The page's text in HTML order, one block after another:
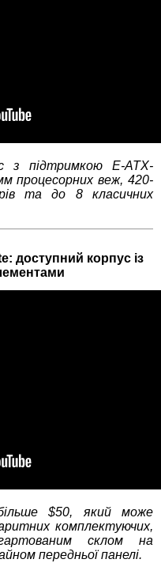
з підтримкою E-ATX-
процесорних веж, 420-
та до 8 класичних
доступний корпус із
$50, який може
комплектуючих,
склом на
передньої панелі.